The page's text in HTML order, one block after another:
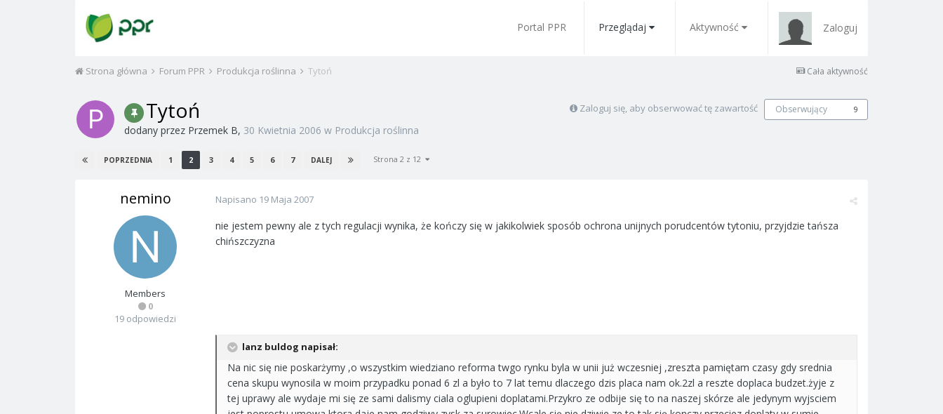
Portal PPR Przeglądaj Aktywność Zaloguj
Cała aktywność
Strona główna Forum PPR Produkcja roślinna Tytoń
Zaloguj się, aby obserwować tę zawartość Obserwujący 9
Tytoń
dodany przez Przemek B, 30 Kwietnia 2006 w Produkcja roślinna
POPRZEDNIA 1 2 3 4 5 6 7 DALEJ Strona 2 z 12
nemino
Members
0
19 odpowiedzi
Napisano 19 Maja 2007
nie jestem pewny ale z tych regulacji wynika, że kończy się w jakikolwiek sposób ochrona unijnych porudcentów tytoniu, przyjdzie tańsza
chińszczyzna
lanz buldog napisał:
Na nic się nie poskarżymy ,o wszystkim wiedziano reforma twgo rynku byla w unii już wczesniej ,zreszta pamiętam czasy gdy srednia
cena skupu wynosila w moim przypadku ponad 6 zl a było to 7 lat temu dlaczego dzis placa nam ok.2zl a reszte doplaca budzet.żyje z
tej uprawy ale wydaje mi się ze sami dalismy ciala oglupieni doplatami.Przykro ze odbije się to na naszej skórze ale jedynym wyjsciem